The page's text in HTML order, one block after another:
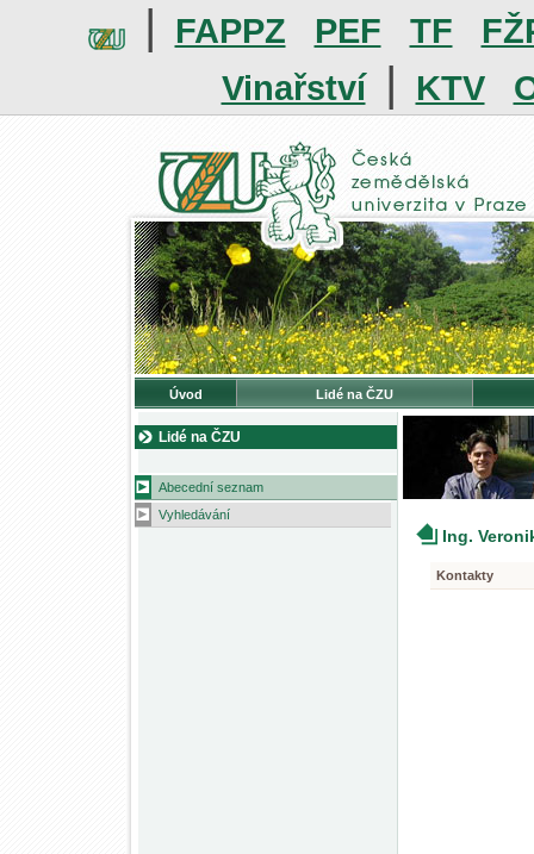
| FAPPZ PEF TF
Vinařství | KTV
Úvod Lidé na ČZU
Lidé na ČZU
Abecední seznam
Vyhledávání
Ing.
Kontakty